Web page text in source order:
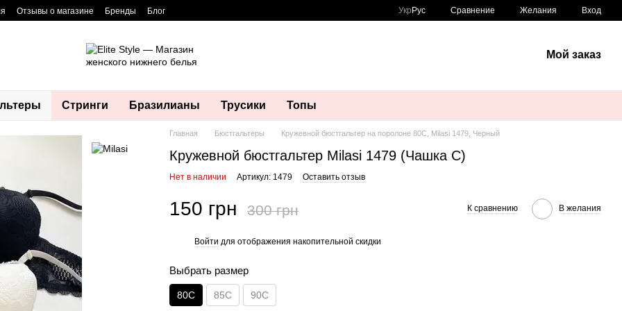
Отзывы о магазине Бренды Блог Укр Рус Сравнение Желания Вход
Мой заказ
Стринги Бразилианы Трусики Топы
Главная Бюстгальтеры Кружевной бюстгальтер на поролоне 80C, Milasi 1479, Черный
Кружевной бюстгальтер Milasi 1479 (Чашка C)
Нет в наличии Артикул: 1479 Оставить отзыв
150 грн 300 грн К сравнению В желания
Войти для отображения накопительной скидки
Выбрать размер
80C 85C 90C